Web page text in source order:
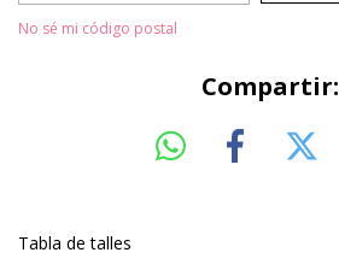
No sé mi código postal
Compartir:
Tabla de talles